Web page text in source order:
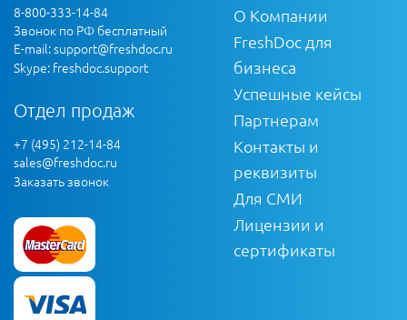
8-800-333-14-84
Звонок по РФ бесплатный
E-mail:support@freshdoc.ru
Skype: freshdoc.support
Отдел продаж
+7 (495) 212-14-84
sales@freshdoc.ru
Заказать звонок
О Компании
FreshDoc для
бизнеса
Успешные кейсы
Партнерам
Контакты и
реквизиты
Для СМИ
Лицензии и
сертификаты